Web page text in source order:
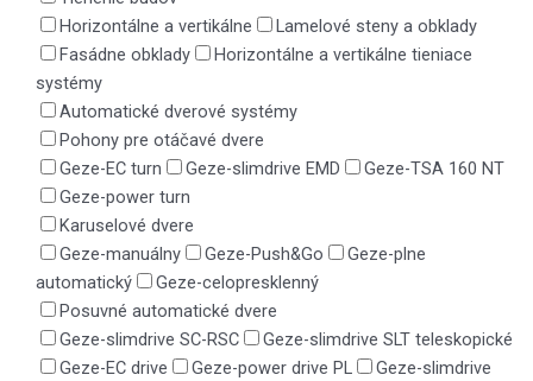
Horizontálne a vertikálne
Lamelové steny a obklady
Fasádne obklady
Horizontálne a vertikálne tieniace
systémy
Automatické dverové systémy
Pohony pre otáčavé dvere
Geze-EC turn
Geze-slimdrive EMD
Geze-TSA 160 NT
Geze-power turn
Karuselové dvere
Geze-manuálny
Geze-Push&Go
Geze-plne
automatický
Geze-celopresklenný
Posuvné automatické dvere
Geze-slimdrive SC-RSC
Geze-slimdrive SLT teleskopické
Geze-EC drive
Geze-power drive PL
Geze-slimdrive